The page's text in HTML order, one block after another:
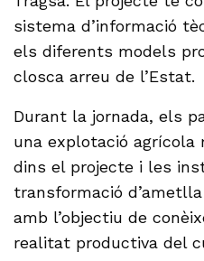
sistema d’informació
els diferents models
closca arreu de l’Estat.
Durant la jornada, els
una explotació agrícola
dins el projecte i les
transformació
amb l’objectiu de
realitat productiva del